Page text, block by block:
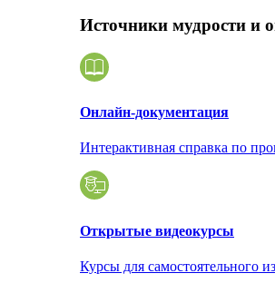
Источники мудрости и
Онлайн-документация
Интерактивная справка по
Открытые видеокурсы
Курсы для самостоятельного